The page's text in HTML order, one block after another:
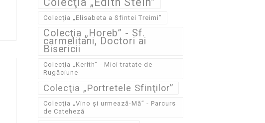
Colecţia „Elisabeta a Sfintei Treimi”
Colecţia „Horeb” - Sf.
carmelitani, Doctori ai
Bisericii
Colecţia „Kerith” - Mici tratate de
Rugăciune
Colecţia „Portretele Sfinţilor”
Colecţia „Vino și urmează-Mă” - Parcurs
de Cateheză